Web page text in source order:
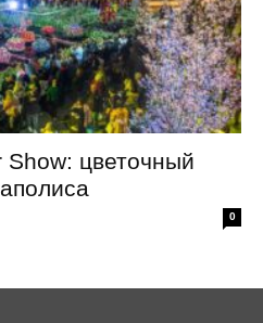
цветочный
0